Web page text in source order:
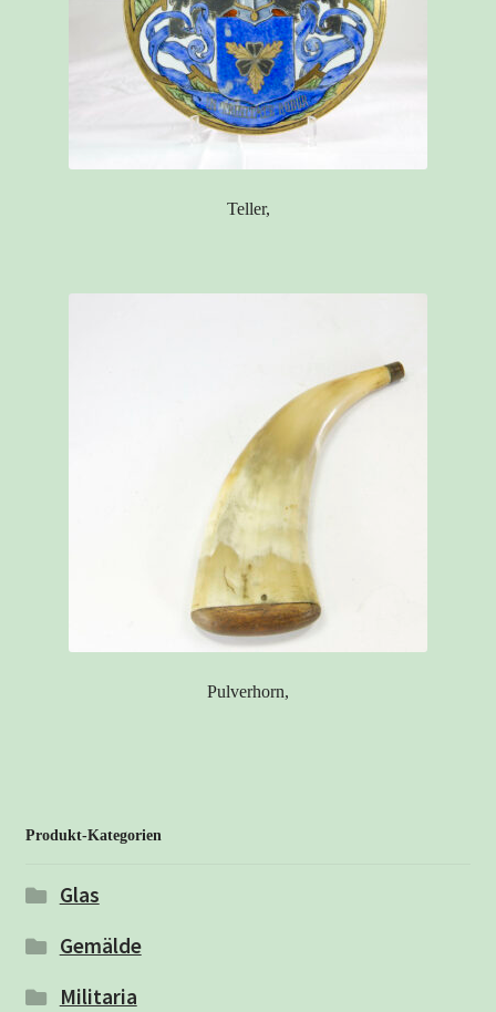
Teller,
Pulverhorn,
Produkt-Kategorien
Glas
Gemälde
Militaria